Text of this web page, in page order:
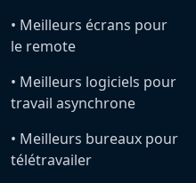
•️ Meilleurs écrans pour
le remote
•️ Meilleurs logiciels pour
travail asynchrone
•️ Meilleurs bureaux pour
télétravailer